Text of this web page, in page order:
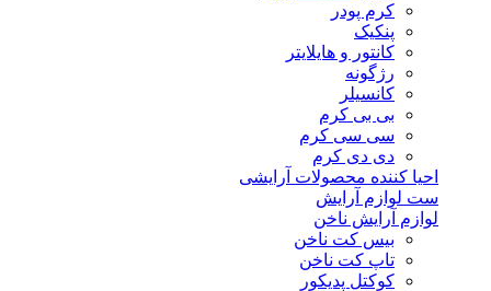
کرم پودر
پنکیک
کانتور و هایلایتر
رژگونه
کانسیلر
بی بی کرم
سی سی کرم
دی دی کرم
احیا کننده محصولات آرایشی
ست لوازم آرایش
لوازم آرایش ناخن
بیس کت ناخن
تاپ کت ناخن
کوکتل پدیکور